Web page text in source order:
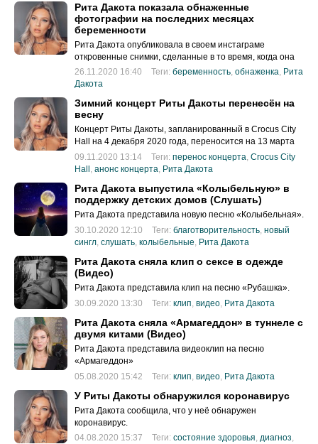
Рита Дакота показала обнаженные
фотографии на последних месяцах
беременности
Рита Дакота опубликовала в своем инстаграме
откровенные снимки, сделанные в то время, когда она
была беременна дочерью Мией.
26.11.2020 16:40 Теги: беременность, обнаженка, Рита
Дакота
Зимний концерт Риты Дакоты перенесён на
весну
Концерт Риты Дакоты, запланированный в Crocus City
Hall на 4 декабря 2020 года, переносится на 13 марта
2021-го.
09.11.2020 13:14 Теги: перенос концерта, Crocus City
Hall , анонс концерта, Рита Дакота
Рита Дакота выпустила «Колыбельную» в
поддержку детских домов (Слушать)
Рита Дакота представила новую песню «Колыбельная».
30.10.2020 12:10
Теги: благотворительность, новый
сингл, слушать, колыбельные, Рита Дакота
Рита Дакота сняла клип о сексе в одежде
(Видео)
Рита Дакота представила клип на песню «Рубашка».
30.09.2020 13:30
Теги: клип, видео, Рита Дакота
Рита Дакота сняла «Армагеддон» в туннеле с
двумя китами (Видео)
Рита Дакота представила видеоклип на песню
«Армагеддон»
05.08.2020 15:42
Теги: клип видео Рита Дакота
У Риты Дакоты обнаружился коронавирус
Рита Дакота сообщила, что у неё обнаружен
коронавирус.
04.08.2020 15:37
Теги: состояние здоровья, диагноз,